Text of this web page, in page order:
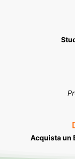
Acquista un